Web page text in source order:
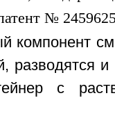
компонент
разводятся
с